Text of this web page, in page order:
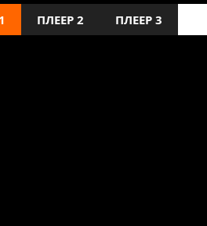
ПЛЕЕР 2 ПЛЕЕР 3